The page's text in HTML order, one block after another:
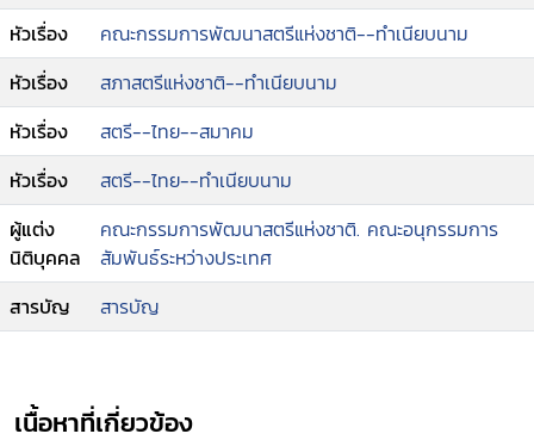
หัวเรื่อง
คณะกรรมการพัฒนาสตรีแห่งชาติ--ทำเนียบนาม
หัวเรื่อง
สภาสตรีแห่งชาติ--ทำเนียบนาม
หัวเรื่อง
สตรี--ไทย--สมาคม
หัวเรื่อง
สตรี--ไทย--ทำเนียบนาม
ผู้แต่ง
นิติบุคคล
คณะกรรมการพัฒนาสตรีแห่งชาติ. คณะอนุกรรมการ
สัมพันธ์ระหว่างประเทศ
สารบัญ
สารบัญ
เนื้อหาที่เกี่ยวข้อง